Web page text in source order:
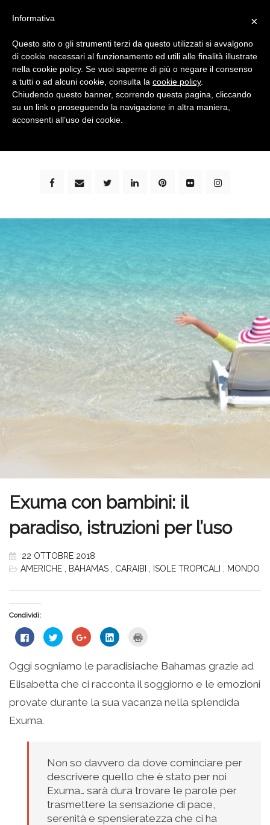
bimbi e viaggi - family travel blog: community #1 in
Exuma con bambini: il
paradiso, istruzioni per l’uso
22 OTTOBRE 2018
AMERICHE
BAHAMAS CARAIBI ISOLE TROPICALI MONDO
Condividi:
Fai
clic
su
Facebook
(Si
apre
una
nuova
Fai
clic
condividere
su
Twitter
(Si
in
una
Fai
clic
condividere
su
Google+
(Si
in
una
Fai
clic
condividere
su
LinkedIn
(Si
in
una
stampare
(Si
in
nuova
finestra)
Oggi sogniamo le paradisiache Bahamas grazie ad
Elisabetta che ci racconta il soggiorno e le emozioni
provate durante la sua vacanza nella splendida
Exuma.
Non so davvero da dove cominciare per
descrivere quello che è stato per noi
Exuma… sarà dura trovare le parole per
trasmettere la sensazione di pace,
serenità e spensieratezza che ci ha
×
Informativa
Questo sito o gli strumenti terzi da questo utilizzati si avvalgono
di cookie necessari al funzionamento ed utili alle finalità illustrate
nella cookie policy. Se vuoi saperne di più o negare il consenso
a tutti o ad alcuni cookie, consulta la cookie policy.
Chiudendo questo banner, scorrendo questa pagina, cliccando
su un link o proseguendo la navigazione in altra maniera,
acconsenti all’uso dei cookie.